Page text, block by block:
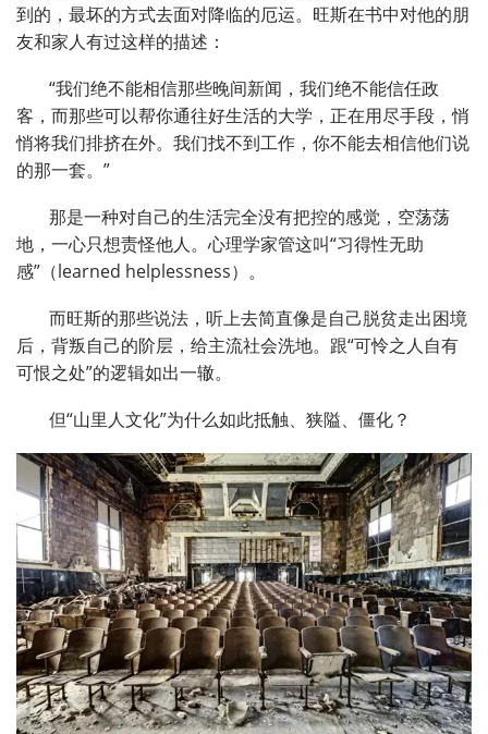
到的，最坏的方式去面对降临的厄运。旺斯在书中对他的朋
友和家人有过这样的描述：
“我们绝不能相信那些晚间新闻，我们绝不能信任政
客，而那些可以帮你通往好生活的大学，正在用尽手段，悄
悄将我们排挤在外。我们找不到工作，你不能去相信他们说
的那一套。”
那是一种对自己的生活完全没有把控的感觉，空荡荡
地，一心只想责怪他人。心理学家管这叫“习得性无助
感”（learned helplessness）。
而旺斯的那些说法，听上去简直像是自己脱贫走出困境
后，背叛自己的阶层，给主流社会洗地。跟“可怜之人自有
可恨之处”的逻辑如出一辙。
但“山里人文化”为什么如此抵触、狭隘、僵化？